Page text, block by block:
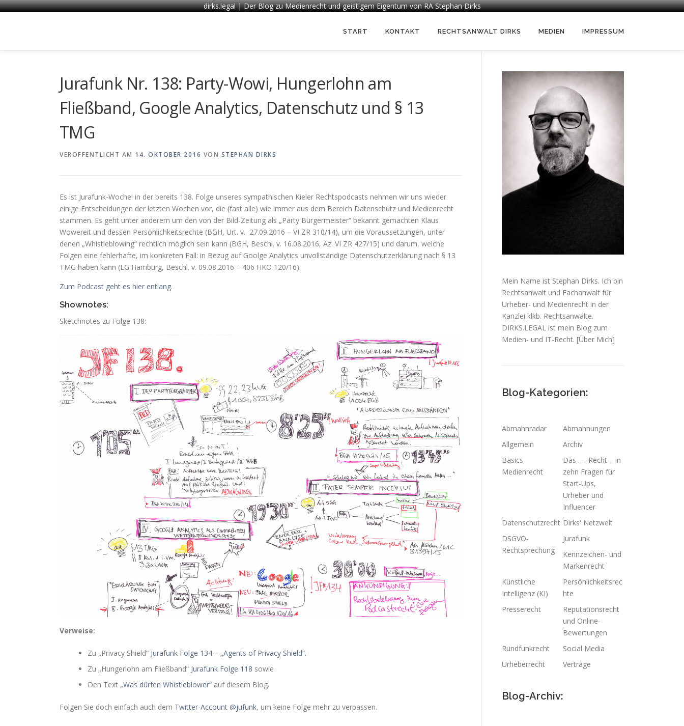
dirks.legal | Der Blog zu Medienrecht und geistigem Eigentum von RA Stephan Dirks
START KONTAKT RECHTSANWALT DIRKS MEDIEN IMPRESSUM
Jurafunk Nr. 138: Party-Wowi, Hungerlohn am
Fließband, Google Analytics, Datenschutz und § 13
TMG
VERÖFFENTLICHT AM 14. OKTOBER 2016 VON STEPHAN DIRKS
Es ist Jurafunk-Woche! in der bereits 138. Folge unseres sympathischen Kieler Rechtspodcasts nehmen wir uns wieder
einige Entscheidungen der letzten Wochen vor, die (fast alle) wie immer aus dem Bereich Datenschutz und Medienrecht
stammen. Es geht unter anderem um den von der Bild-Zeitung als „Party Bürgermeister“ bekannt gemachten Klaus
Wowereit und dessen Persönlichkeitsrechte (BGH, Urt. v. 27.09.2016 – VI ZR 310/14), um die Voraussetzungen, unter
denen „Whistleblowing“ rechtlich möglich sein kann (BGH, Beschl. v. 16.08.2016, Az. VI ZR 427/15) und darum, welche
Folgen eine fehlerhafte, im konkreten Fall: in Bezug auf Goolge Analytics unvollständige Datenschutzerklärung nach § 13
TMG haben kann (LG Hamburg, Beschl. v. 09.08.2016 – 406 HKO 120/16).
Zum Podcast geht es hier entlang.
Shownotes:
Sketchnotes zu Folge 138:
Verweise:
Zu „Privacy Shield“ Jurafunk Folge 134 – „Agents of Privacy Shield“.
Zu „Hungerlohn am Fließband“ Jurafunk Folge 118 sowie
Den Text „Was dürfen Whistleblower“ auf diesem Blog.
Folgen Sie doch einfach auch dem Twitter-Account @jufunk, um keine Folge mehr zu verpassen.
Mein Name ist Stephan Dirks. Ich bin
Rechtsanwalt und Fachanwalt für
Urheber- und Medienrecht in der
Kanzlei klkb. Rechtsanwälte.
DIRKS.LEGAL ist mein Blog zum
Medien- und IT-Recht. [Über Mich]
Blog-Kategorien:
Abmahnradar
Abmahnungen
Allgemein
Archiv
Basics
Medienrecht
Das … -Recht – in
zehn Fragen für
Start-Ups,
Urheber und
Influencer
Datenschutzrecht Dirks' Netzwelt
DSGVO-
Rechtsprechung
Jurafunk
Kennzeichen- und
Markenrecht
Künstliche
Intelligenz (KI)
Persönlichkeitsrec
hte
Presserecht
Reputationsrecht
und Online-
Bewertungen
Rundfunkrecht
Social Media
Urheberrecht
Verträge
Blog-Archiv: